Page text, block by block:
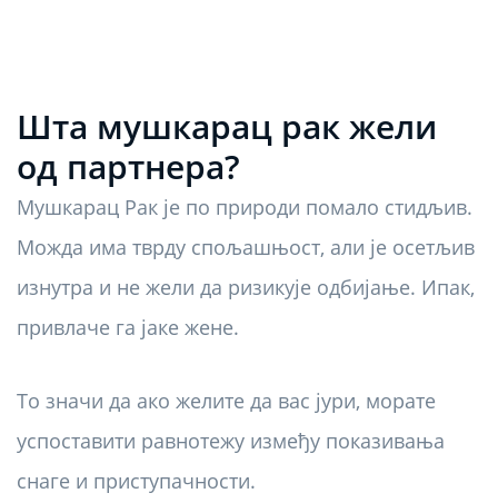
Шта мушкарац рак жели
од партнера?
Мушкарац Рак је по природи помало стидљив.
Можда има тврду спољашњост, али је осетљив
изнутра и не жели да ризикује одбијање. Ипак,
привлаче га јаке жене.
То значи да ако желите да вас јури, морате
успоставити равнотежу између показивања
снаге и приступачности.